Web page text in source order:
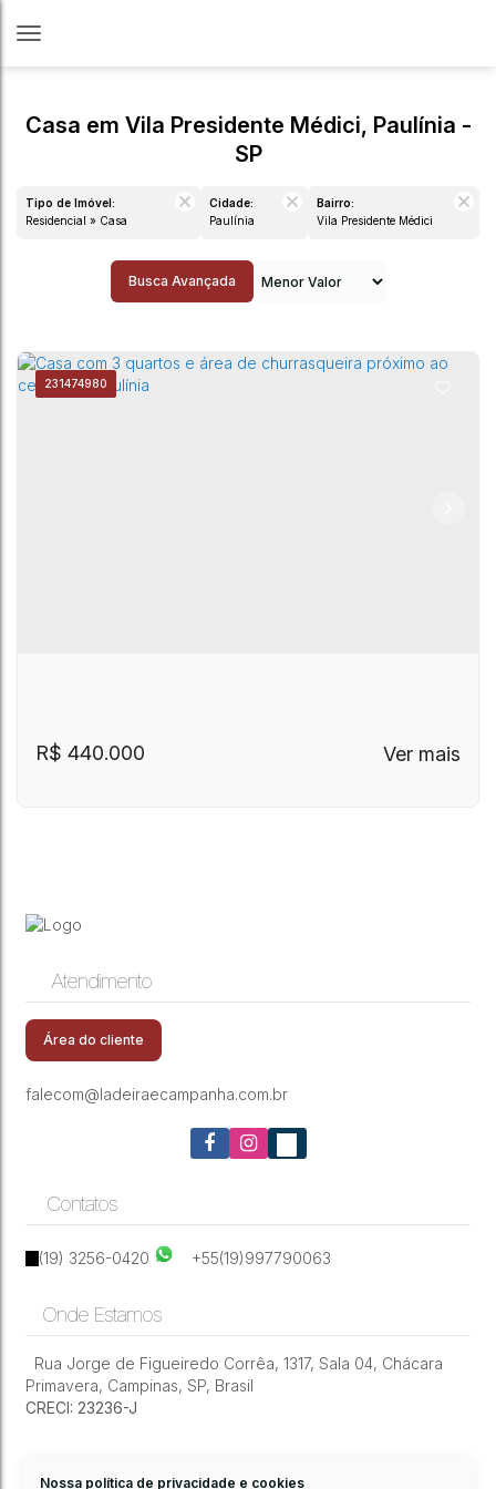
Nossa política de privacidade e cookies
Casa em Vila Presidente Médici, Paulínia -
SP
Tipo de Imóvel:
Residencial » Casa
Cidade:
Paulínia
Bairro:
Vila Presidente Médici
Busca Avançada
231474980
Casa com 3 quartos e área de churrasqueira
próximo ao centro de Paulínia
R$ 440.000
Vila Presidente Médici ,Paulínia,São Paulo,Brasil
Atendimento
Área do cliente
falecom@ladeiraecampanha.com.br
Contatos
(19) 3256-0420 +55(19)997790063
Onde Estamos
Rua Jorge de Figueiredo Corrêa, 1317, Sala 04, Chácara
Primavera, Campinas, SP, Brasil
CRECI: 23236-J